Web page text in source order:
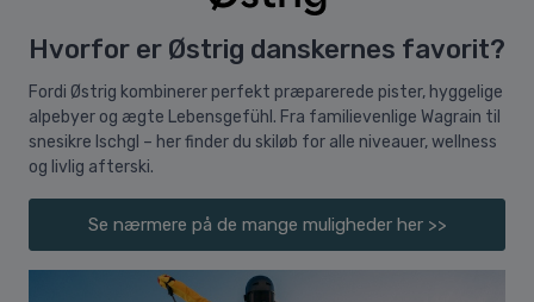
Hvorfor er Østrig danskernes favorit?
Fordi Østrig kombinerer perfekt præparerede pister, hyggelige
alpebyer og ægte Lebensgefühl. Fra familievenlige Wagrain til
snesikre Ischgl – her finder du skiløb for alle niveauer, wellness
og livlig afterski.
Se nærmere på de mange muligheder her >>